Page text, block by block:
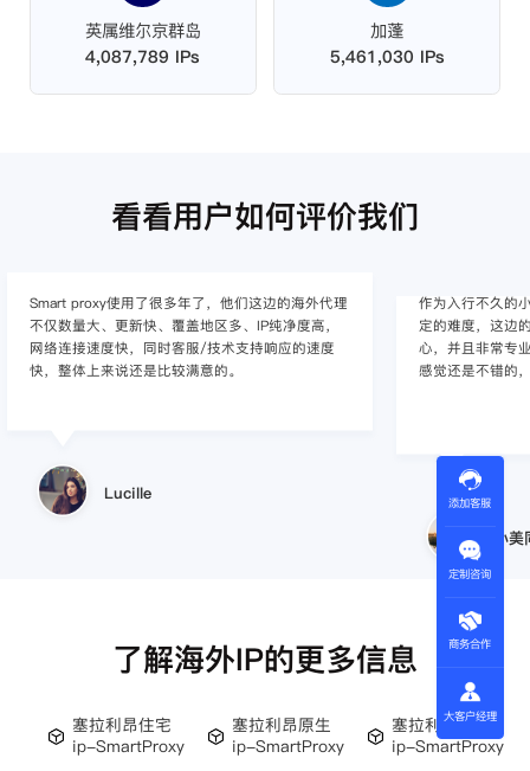
英属维尔京群岛
4,087,789 IPs
加蓬
5,461,030 IPs
看看用户如何评价我们
作为入行不久的小白，上手使用Smart proxy会有一
定的难度，这边的客服人员/技术支持人员非常有耐
心，并且非常专业，很快就上手了，使用体验整体
感觉还是不错的，非常推荐身边的同行使用。
小美同学
作为一家跨境电
上面经营着多个
着强烈的需求，
商，不是断网就
王伟
了解海外IP的更多信息
塞拉利昂住宅
ip-SmartProxy
塞拉利昂原生
ip-SmartProxy
塞拉利昂静态
ip-SmartProxy
添加客服
定制咨询
商务合作
大客户经理